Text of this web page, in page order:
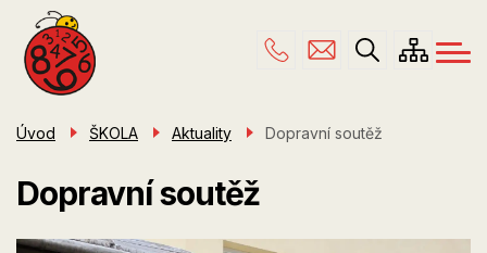
hlavnímu
obsahu
Menu
navigace
ŠKOLA
PRO RODIČE
KONTAKTY
Úvod ŠKOLA Aktuality Dopravní soutěž
Dopravní soutěž